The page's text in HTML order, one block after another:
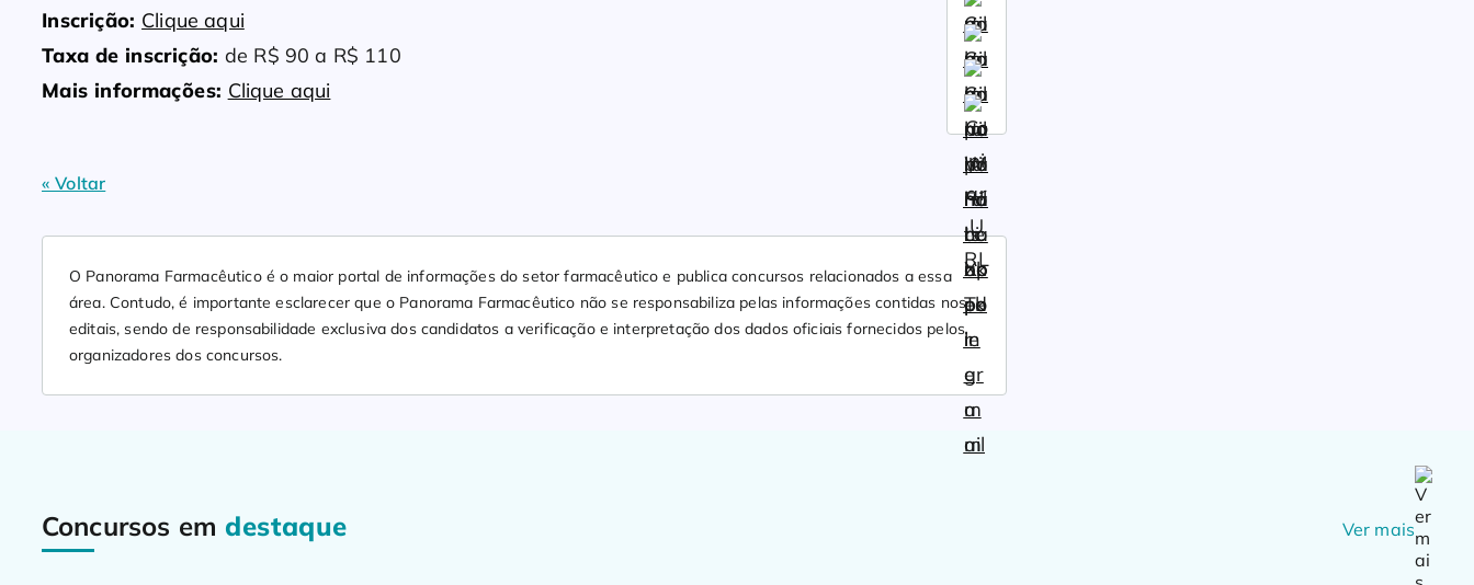
Inscrição: Clique aqui
Taxa de inscrição: de R$ 90 a R$ 110
Mais informações: Clique aqui
« Voltar
O Panorama Farmacêutico é o maior portal de informações do setor farmacêutico e publica concursos relacionados a essa
área. Contudo, é importante esclarecer que o Panorama Farmacêutico não se responsabiliza pelas informações contidas nos
editais, sendo de responsabilidade exclusiva dos candidatos a verificação e interpretação dos dados oficiais fornecidos pelos
organizadores dos concursos.
Concursos em destaque Ver mais